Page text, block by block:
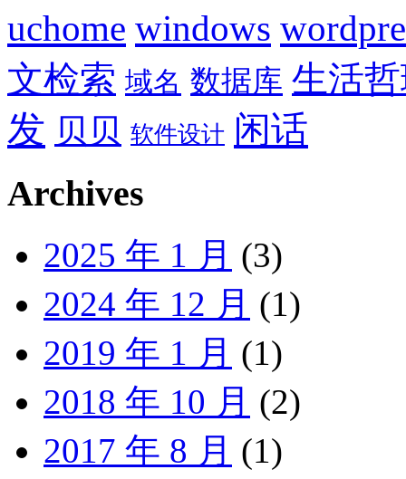
uchome windows
文检索 域名 数据库 生活
发 贝贝 软件设计 闲话
Archives
2025 年 1 月 (3)
2024 年 12 月 (1)
2019 年 1 月 (1)
2018 年 10 月 (2)
2017 年 8 月 (1)